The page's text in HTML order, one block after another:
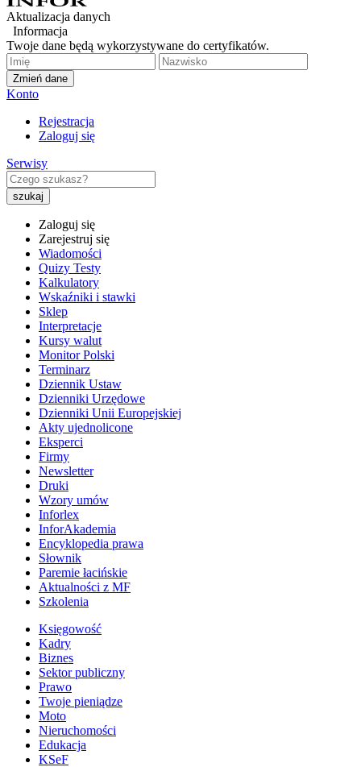
Aktualizacja danych
Informacja
Twoje dane będą wykorzystywane do certyfikatów.
Zmień dane
Konto
Rejestracja
Zaloguj się
Serwisy
Zaloguj się
Zarejestruj się
Wiadomości
Quizy Testy
Kalkulatory
Wskaźniki i stawki
Sklep
Interpretacje
Kursy walut
Monitor Polski
Terminarz
Dziennik Ustaw
Dzienniki Urzędowe
Dzienniki Unii Europejskiej
Akty ujednolicone
Eksperci
Firmy
Newsletter
Druki
Wzory umów
Inforlex
InforAkademia
Encyklopedia prawa
Słownik
Paremie łacińskie
Aktualności z MF
Szkolenia
Księgowość
Kadry
Biznes
Sektor publiczny
Prawo
Twoje pieniądze
Moto
Nieruchomości
Edukacja
KSeF